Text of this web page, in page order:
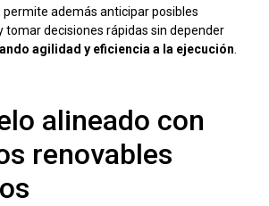
permite además anticipar posibles
tomar decisiones rápidas sin depender
agilidad y eficiencia a la ejecución.
alineado con
renovables